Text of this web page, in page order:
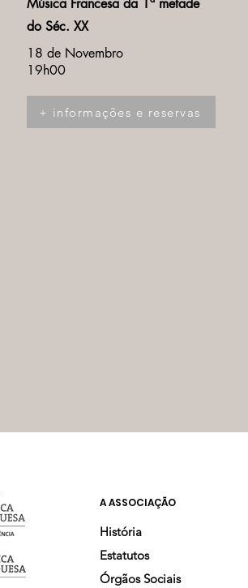
Música Francesa da 1ª metade
do Séc. XX
18 de Novembro
19h00
+ informações e reservas
A ASSOCIAÇÃO
História
Estatutos
Órgãos Sociais